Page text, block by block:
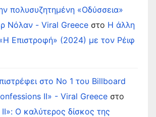
πολυσυζητημένη «Οδύσσεια»
Νόλαν - Viral Greece στο Η άλλη
Επιστροφή» (2024) με τον Ρέιφ
στο Νο 1 του Billboard
II» - Viral Greece στο
Ο καλύτερος δίσκος της